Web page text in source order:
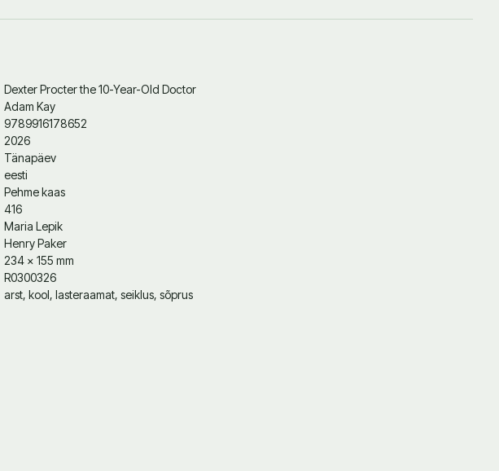
Dexter Procter the 10-Year-Old Doctor
Adam Kay
9789916178652
2026
Tänapäev
eesti
Pehme kaas
416
Maria Lepik
Henry Paker
234 × 155 mm
R0300326
arst, kool, lasteraamat, seiklus, sõprus